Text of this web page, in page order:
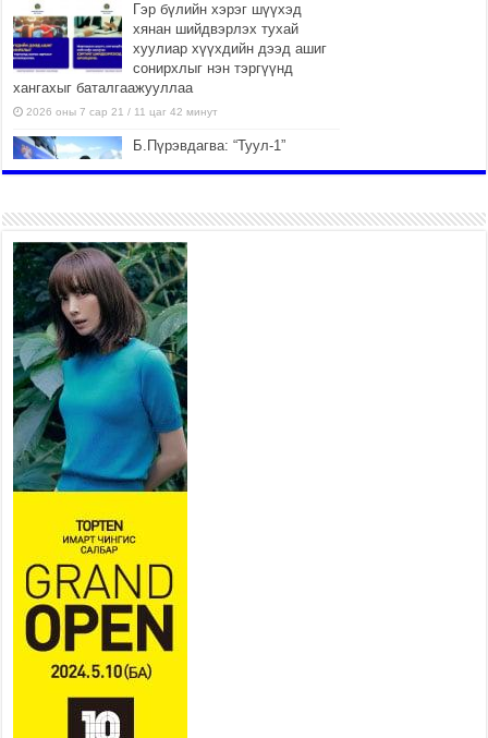
Гэр бүлийн хэрэг шүүхэд
хянан шийдвэрлэх тухай
хуулиар хүүхдийн дээд ашиг
сонирхлыг нэн тэргүүнд
хангахыг баталгаажууллаа
2026 оны 7 сар 21 / 11 цаг 42 минут
Б.Пүрэвдагва: “Туул-1”
2026 оны 7 сар 21 / 10 цаг 15 минут
НИЙСЛЭЛ, АЙМГИЙН
УДИРДЛАГУУДЫН АЖЛЫГ
ХҮНД СУРТЛЫГ БУУРУУЛЖ,
ИРГЭД, АЖ АХУЙН НЭГЖИЙН
АЧААГ ХЭРХЭН ХӨНГӨЛСНӨӨР ДҮГНЭНЭ
2026 оны 7 сар 21 / 10 цаг 09 минут
Байнгын хорооны дарга
М.Мандхай Цөлжилттэй
тэмцэх тухай НҮБ-ын
конвенцын талуудын 17 дугаар
бага хурал (СОР17)-ын бэлтгэл ажлын явцтай
танилцлаа
2026 оны 7 сар 21 / 10 цаг 03 минут
Б.Пүрэвдагва: Бүтээн байгуулалтын аливаа
ажил инженерийн хангамжийн байгууллагуудын
уялдаа холбоогүйгээс саатах ёсгүй
2026 оны 7 сар 20 / 17 цаг 21 минут
“Сэлбэ 20 минутын хот” төслийн анхны 12
давхар барилгын үндсэн карказ, цутгалтын ажил
2026 оны 7 сар 20 / 17 цаг 17 минут